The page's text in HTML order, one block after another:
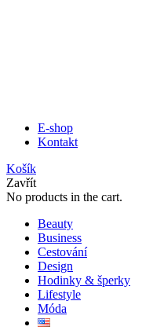
E-shop
Kontakt
Košík
Zavřít
No products in the cart.
Beauty
Business
Cestování
Design
Hodinky & šperky
Lifestyle
Móda